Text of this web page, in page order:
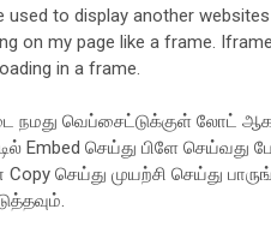
used to display another
on my page like a frame.
in a frame.
நமது வெப்சைட்டுக்குள் லோட் ஆக
Embed செய்து பிளே
செய்து முயற்சி செய்து